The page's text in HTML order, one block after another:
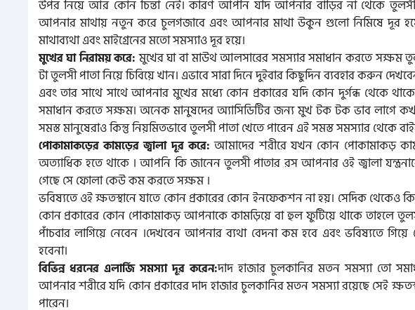
উপর নিয়ে আর কোন চিন্তা নেই। কারণ আপনি যদি আপনার বাড়ির না থেকে
আপনার মাথায় নতুন করে চুলগজাবে এবং আপনার মাথা উকুন গুলো নিমিষে দূর
মাথাব্যথা এবং মাইগ্রেনের মতো সমস্যাও দূর হয়ে।
মুখের ঘা নিরাময় করে:মুখের ঘা বা মাউথ আলসারের সমস্যার সমাধান করতে সক্ষম
টা তুলসী পাতা নিয়ে চিবিয়ে খান। এভাবে সারা দিনে দুইবার কিছুদিন ব্যবহার করুন
এবং তার সাথে সাথে আপনার মুখের মধ্যে কোন প্রকারের যদি কোন দুর্গন্ধ থেকে
সমাধান করতে সক্ষম। অনেক মানুষদের অ্যাসিডিটির জন্য মুখ টক টক ভাব লাগে
সমস্ত মানুষেরাও কিন্তু নিয়মিতভাবে তুলসী পাতা খেতে পারেন এই সমস্ত সমস্যার থেকে
পোকামাকড়ের কামড়ের জ্বালা দূর করে:আমাদের শরীরে যখন কোন পোকামাকড়
অত্যাধিক হতে থাকে । আপনি কি জানেন তুলসী পাতার রস আপনার ওই জ্বালা
গেছে সে ফোলা কেউ কম করতে সক্ষম ।
ভবিষ্যতে ওই ক্ষতস্থানে যাতে কোন প্রকারের কোন ইনফেকশন না হয়। সেদিক থেকেও
কোন প্রকারের কোন পোকামাকড় আপনাকে কামড়িয়ে বা হুল ফুটিয়ে থাকে তাহলে
পাঁচবার লাগিয়ে নেবেন ।দেখবেন আপনার ব্যথা বেদনা কম হবে এবং ভবিষ্যতে
হবেনা।
বিভিন্ন ধরনের এলার্জি সমস্যা দূর করেন:দাদ হাজার চুলকানির মতন সমস্যা তো
আপনার শরীরে যদি কোন প্রকারের দাদ হাজার চুলকানির মতন সমস্যা রয়েছে সেই
পারেন।